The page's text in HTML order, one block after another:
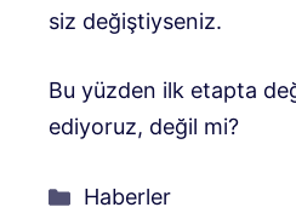
siz değiştiyseniz.
Bu yüzden ilk etapta
ediyoruz, değil mi?
Kategoriler
Haberler